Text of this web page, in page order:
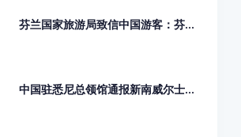
芬兰国家旅游局致信中国游客：芬...
中国驻悉尼总领馆通报新南威尔士...